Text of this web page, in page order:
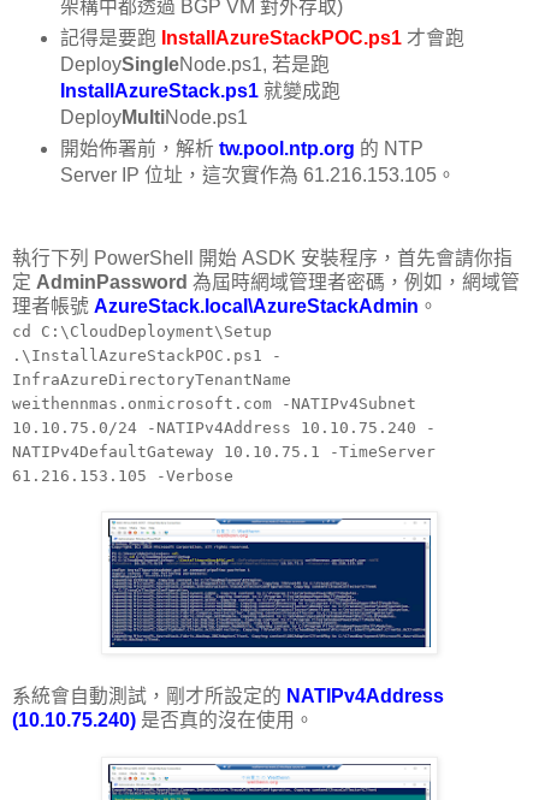
架構中都透過 BGP VM 對外存取)
記得是要跑 InstallAzureStackPOC.ps1才會跑
DeploySingleNode.ps1, 若是跑
InstallAzureStack.ps1就變成跑
DeployMultiNode.ps1
開始佈署前，解析 tw.pool.ntp.org 的 NTP
Server IP 位址，這次實作為 61.216.153.105。
執行下列 PowerShell 開始 ASDK 安裝程序，首先會請你指
定 AdminPassword 為屆時網域管理者密碼，例如，網域管
理者帳號 AzureStack.local\AzureStackAdmin 。
cd C:\CloudDeployment\Setup
.\InstallAzureStackPOC.ps1 -
InfraAzureDirectoryTenantName
weithennmas.onmicrosoft.com -NATIPv4Subnet
10.10.75.0/24 -NATIPv4Address 10.10.75.240 -
NATIPv4DefaultGateway 10.10.75.1 -TimeServer
61.216.153.105 -Verbose
系統會自動測試，剛才所設定的 NATIPv4Address
(10.10.75.240) 是否真的沒在使用。